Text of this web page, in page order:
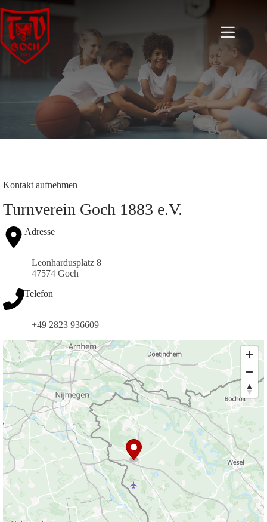
Inhalt
springen
Kontakt aufnehmen
Turnverein Goch 1883 e.V.
Adresse
Leonhardusplatz 8
47574 Goch
Telefon
+49 2823 936609